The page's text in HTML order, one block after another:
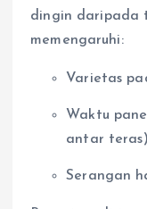
dingin daripada
memengaruhi:
Varietas
Waktu
antar teras)
Serangan